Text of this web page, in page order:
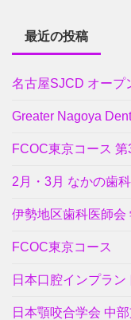
最近の投稿
名古屋SJCD オープ
Greater Nagoya
FCOC東京コース 第
2月・3月 なかの歯
伊勢地区歯科医師会
FCOC東京コース
日本口腔インプラ
日本顎咬合学会 中